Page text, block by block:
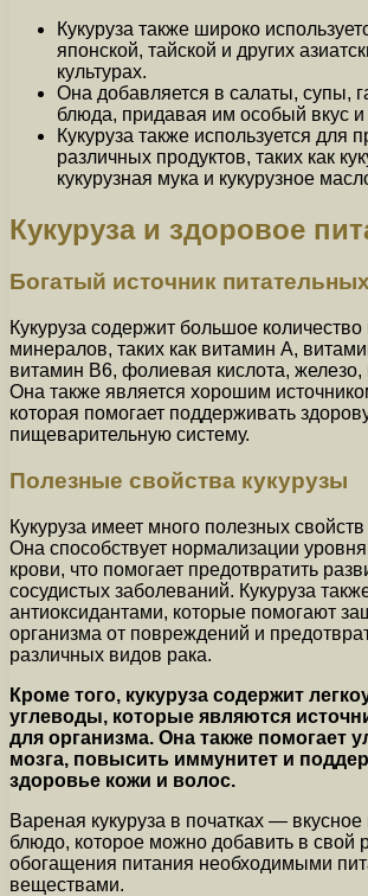
Кукуруза также широко
японской, тайской и других
культурах.
Она добавляется в салаты, супы,
блюда, придавая им особый вкус и
Кукуруза также используется для
различных продуктов, таких как
кукурузная мука и кукурузное
Кукуруза и здоровое
Богатый источник
Кукуруза содержит большое
минералов, таких как витамин А,
витамин B6, фолиевая кислота, железо,
Она также является хорошим
которая помогает поддерживать
пищеварительную систему.
Полезные свойства кукурузы
Кукуруза имеет много полезных
Она способствует нормализации
крови, что помогает предотвратить
сосудистых заболеваний. Кукуруза
антиоксидантами, которые помогают
организма от повреждений и
различных видов рака.
Кроме того, кукуруза содержит
углеводы, которые являются
для организма. Она также помогает
мозга, повысить иммунитет и
здоровье кожи и волос.
Вареная кукуруза в початках —
блюдо, которое можно добавить в свой
обогащения питания необходимыми
веществами.